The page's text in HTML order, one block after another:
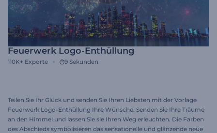
Feuerwerk Logo-Enthüllung
110K+ Exporte 9 Sekunden
Teilen Sie Ihr Glück und senden Sie Ihren Liebsten mit der Vorlage
Feuerwerk Logo-Enthüllung Ihre Wünsche. Senden Sie Ihre Träume
an den Himmel und lassen Sie sie Ihren Weg erleuchten. Die Farben
des Abschieds symbolisieren das sensationelle und glänzende neue